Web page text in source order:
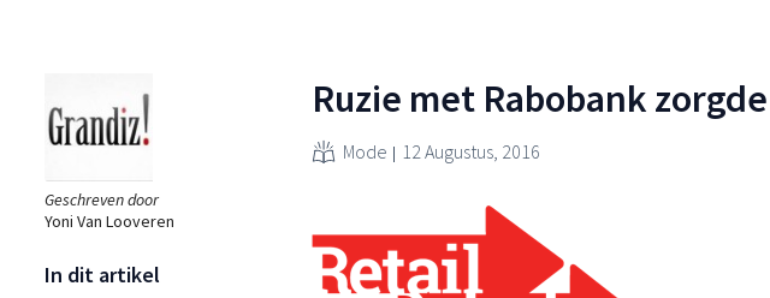
Geschreven door
Yoni Van Looveren
In dit artikel
Ruzie met Rabobank
Mode 12 Augustus, 2016